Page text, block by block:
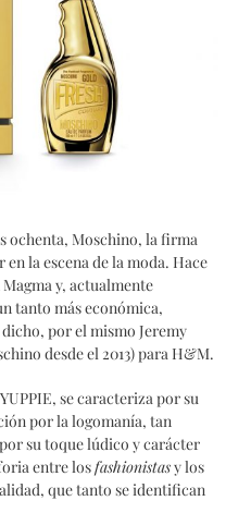
ochenta, Moschino, la firma
la escena de la moda. Hace
y, actualmente
tanto más económica,
por el mismo Jeremy
desde el 2013) para H&M.
se caracteriza por su
por la logomanía, tan
su toque lúdico y carácter
entre losfashionistasy los
que tanto se identifican